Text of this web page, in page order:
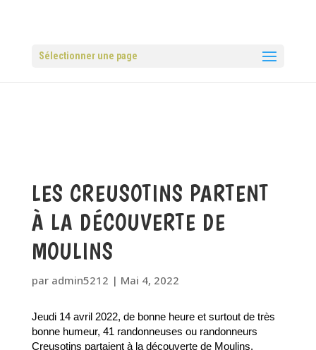
Sélectionner une page
LES CREUSOTINS PARTENT
À LA DÉCOUVERTE DE
MOULINS
par admin5212 | Mai 4, 2022
Jeudi 14 avril 2022, de bonne heure et surtout de très
bonne humeur, 41 randonneuses ou randonneurs
Creusotins partaient à la découverte de Moulins.